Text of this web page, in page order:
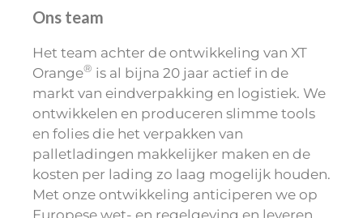
Ons team
Het team achter de ontwikkeling van XT
Orange® is al bijna 20 jaar actief in de
markt van eindverpakking en logistiek. We
ontwikkelen en produceren slimme tools
en folies die het verpakken van
palletladingen makkelijker maken en de
kosten per lading zo laag mogelijk houden.
Met onze ontwikkeling anticiperen we op
Europese wet- en regelgeving en leveren